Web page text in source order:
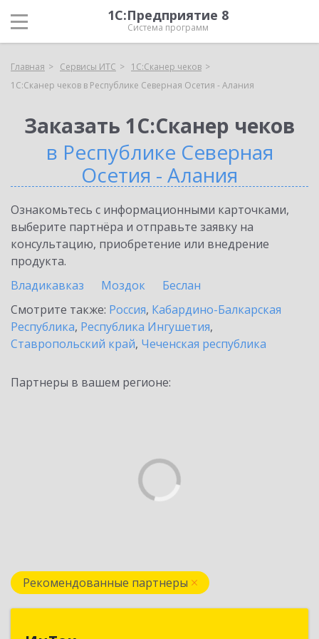
1С:Предприятие 8
Система программ
Главная Сервисы ИТС
1С:Сканер чеков
1С:Сканер чеков в Республике Северная Осетия - Алания
Заказать 1С:Сканер чеков
в Республике Северная
Осетия - Алания
Ознакомьтесь с информационными карточками,
выберите партнёра и отправьте заявку на
консультацию, приобретение или внедрение
продукта.
Владикавказ
Моздок
Беслан
Смотрите также: Россия, Кабардино-Балкарская
Республика, Республика Ингушетия,
Ставропольский край, Чеченская республика
Партнеры в вашем регионе:
Рекомендованные партнеры